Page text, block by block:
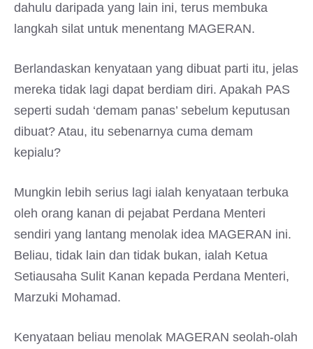
dahulu daripada yang lain ini, terus membuka
langkah silat untuk menentang MAGERAN.
Berlandaskan kenyataan yang dibuat parti itu, jelas
mereka tidak lagi dapat berdiam diri. Apakah PAS
seperti sudah ‘demam panas’ sebelum keputusan
dibuat? Atau, itu sebenarnya cuma demam
kepialu?
Mungkin lebih serius lagi ialah kenyataan terbuka
oleh orang kanan di pejabat Perdana Menteri
sendiri yang lantang menolak idea MAGERAN ini.
Beliau, tidak lain dan tidak bukan, ialah Ketua
Setiausaha Sulit Kanan kepada Perdana Menteri,
Marzuki Mohamad.
Kenyataan beliau menolak MAGERAN seolah-olah